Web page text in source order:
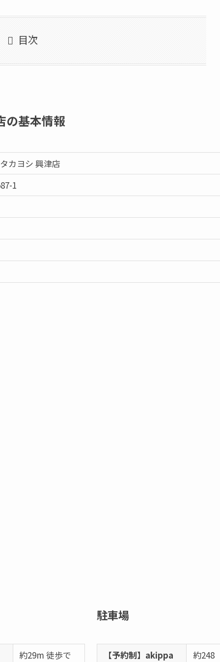
目次
の基本情報
カヨシ 興津店
1
約29m 徒歩で
駐車場
【予約制】akippa 約248